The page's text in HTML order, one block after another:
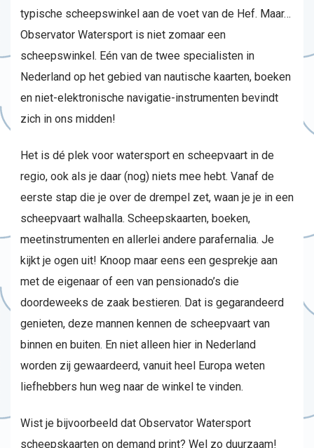
typische scheepswinkel aan de voet van de Hef. Maar…
Observator Watersport is niet zomaar een
scheepswinkel. Eén van de twee specialisten in
Nederland op het gebied van nautische kaarten, boeken
en niet-elektronische navigatie-instrumenten bevindt
zich in ons midden!
Het is dé plek voor watersport en scheepvaart in de
regio, ook als je daar (nog) niets mee hebt. Vanaf de
eerste stap die je over de drempel zet, waan je je in een
scheepvaart walhalla. Scheepskaarten, boeken,
meetinstrumenten en allerlei andere parafernalia. Je
kijkt je ogen uit! Knoop maar eens een gesprekje aan
met de eigenaar of een van pensionado’s die
doordeweeks de zaak bestieren. Dat is gegarandeerd
genieten, deze mannen kennen de scheepvaart van
binnen en buiten. En niet alleen hier in Nederland
worden zij gewaardeerd, vanuit heel Europa weten
liefhebbers hun weg naar de winkel te vinden.
Wist je bijvoorbeeld dat Observator Watersport
scheepskaarten on demand print? Wel zo duurzaam!